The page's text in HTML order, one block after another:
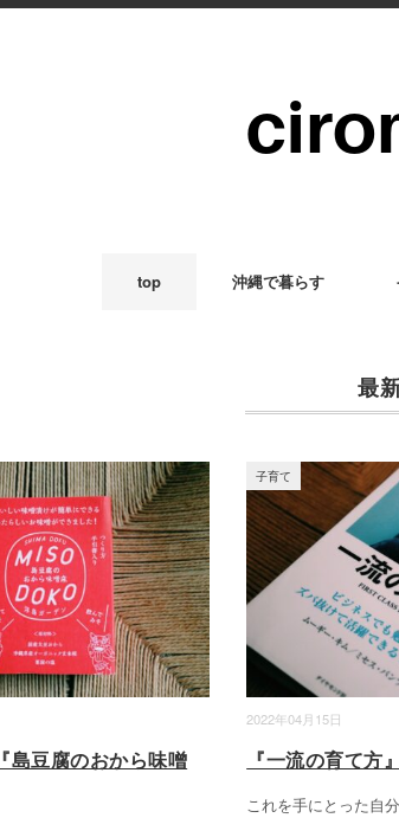
top 沖縄で暮らす
最
島豆腐のおから味噌
2022年04月15日
子育て
『一流の育て方』
これを手にとった自